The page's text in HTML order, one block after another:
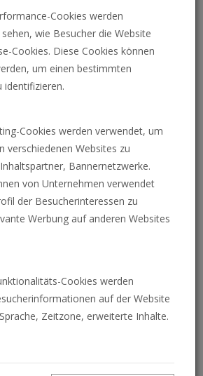
nicht-
haben erfolgreich eine Bombe
getestet, die die Intensität
Cookies werden
wie Besucher die Website
Cookies. Diese Cookies können
um einen bestimmten
identifizieren.
Cookies werden verwendet, um
verschiedenen Websites zu
Bannernetzwerke.
von Unternehmen verwendet
der Besucherinteressen zu
Werbung auf anderen Websites
Cookies werden
auf der Website
Zeitzone, erweiterte Inhalte.